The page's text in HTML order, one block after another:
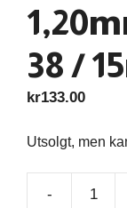
38 /
kr133.00
Utsolgt, men
-